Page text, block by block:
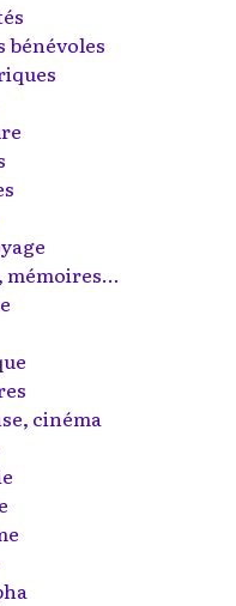
bénévoles
cinéma